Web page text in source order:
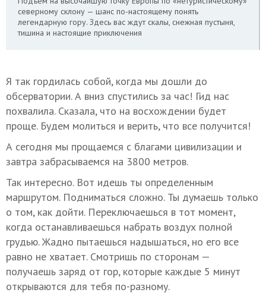
северному склону — шанс по-настоящему понять
легендарную гору. Здесь вас ждут скалы, снежная пустыня,
тишина и настоящие приключения
Я так гордилась собой, когда мы дошли до
обсерватории. А вниз спустились за час! Гид нас
похвалила. Сказала, что на восхождении будет
проще. Будем молиться и верить, что все получится!
А сегодня мы прощаемся с благами цивилизации и
завтра забрасываемся на 3800 метров.
Так интересно. Вот идешь ты определенным
маршрутом. Подниматься сложно. Ты думаешь только
о том, как дойти. Переключаешься в тот момент,
когда останавливаешься набрать воздух полной
грудью. Жадно пытаешься надышаться, но его все
равно не хватает. Смотришь по сторонам —
получаешь заряд от гор, которые каждые 5 минут
открываются для тебя по-разному.